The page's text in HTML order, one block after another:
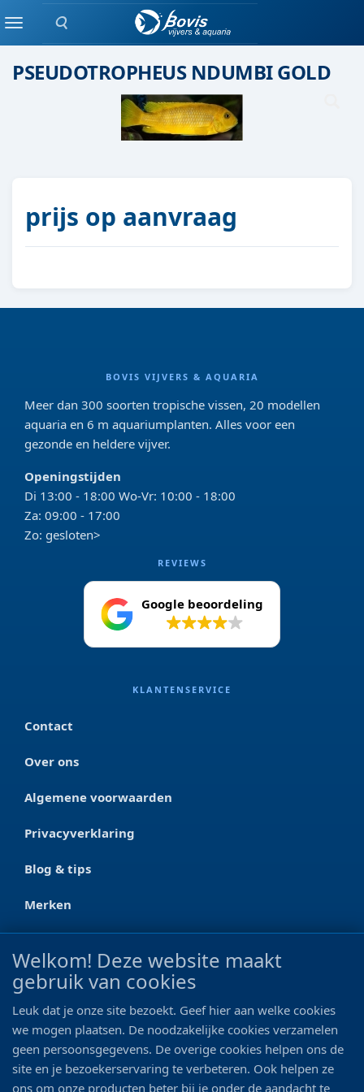
Zoeken
MenuMalawi cichlide
PSEUDOTROPHEUS NDUMBI GOLD
prijs op aanvraag
BOVIS VIJVERS & AQUARIA
Meer dan 300 soorten tropische vissen, 20 modellen
aquaria en 6 m aquariumplanten. Alles voor een
gezonde en heldere vijver.
Openingstijden
Di 13:00 - 18:00 Wo-Vr: 10:00 - 18:00
Za: 09:00 - 17:00
Zo: gesloten>
REVIEWS
Google beoordeling
KLANTENSERVICE
Contact
Over ons
Algemene voorwaarden
Privacyverklaring
Blog & tips
Merken
CONTACT
Ootmarsumseweg 125a
0546 - 622 990
06 - 11 19 81 42
Welkom! Deze website maakt
gebruik van cookies
Leuk dat je onze site bezoekt. Geef hier aan welke cookies
we mogen plaatsen. De noodzakelijke cookies verzamelen
geen persoonsgegevens. De overige cookies helpen ons de
site en je bezoekerservaring te verbeteren. Ook helpen ze
ons om onze producten beter bij je onder de aandacht te